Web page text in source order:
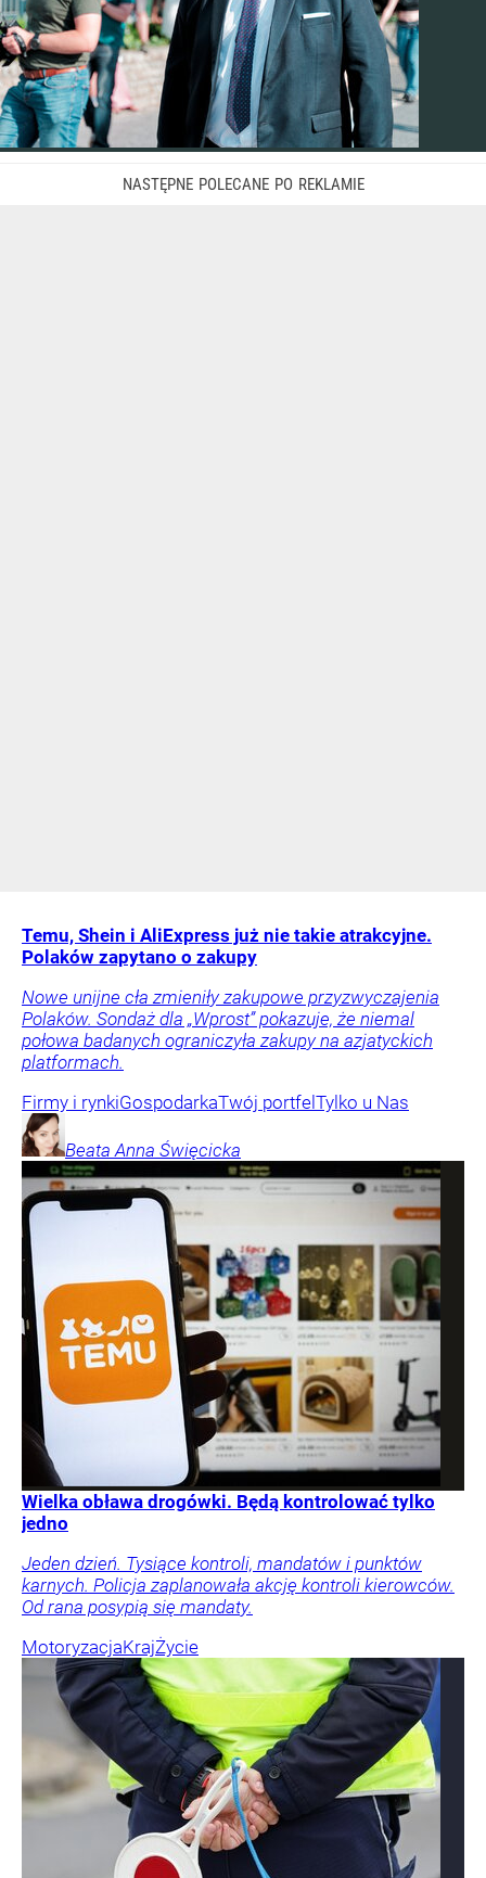
Temu, Shein i AliExpress już nie takie atrakcyjne.
Polaków zapytano o zakupy
Nowe unijne cła zmieniły zakupowe przyzwyczajenia
Polaków. Sondaż dla „Wprost” pokazuje, że niemal
połowa badanych ograniczyła zakupy na azjatyckich
platformach.
Firmy i rynkiGospodarkaTwój portfel Tylko u Nas
Beata Anna Święcicka
Wielka obława drogówki. Będą kontrolować tylko
jedno
Jeden dzień. Tysiące kontroli, mandatów i punktów
karnych. Policja zaplanowała akcję kontroli kierowców.
Od rana posypią się mandaty.
MotoryzacjaKrajŻycie